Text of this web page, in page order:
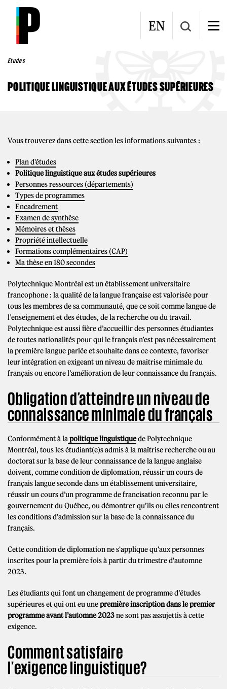
Aller au contenu principal
EN
Études
POLITIQUE LINGUISTIQUE AUX ÉTUDES SUPÉRIEURES
Vous trouverez dans cette section les informations suivantes :
Plan d'études
Politique linguistique aux études supérieures
Personnes ressources (départements)
Types de programmes
Encadrement
Examen de synthèse
Mémoires et thèses
Propriété intellectuelle
Formations complémentaires (CAP)
Ma thèse en 180 secondes
Polytechnique Montréal est un établissement universitaire
francophone : la qualité de la langue française est valorisée pour
tous les membres de sa communauté, que ce soit comme langue de
l’enseignement et des études, de la recherche ou du travail.
Polytechnique est aussi fière d’accueillir des personnes étudiantes
de toutes nationalités pour qui le français n’est pas nécessairement
la première langue parlée et souhaite dans ce contexte, favoriser
leur intégration en exigeant un niveau de maitrise minimale du
français ou encore l’amélioration de leur connaissance du français.
Obligation d’atteindre un niveau de
connaissance minimale du français
Conformément à lapolitique linguistiquede Polytechnique
Montréal, tous les étudiant(e)s admis à la maîtrise recherche ou au
doctorat sur la base de leur connaissance de la langue anglaise
doivent, comme condition de diplomation, réussir un cours de
français langue seconde dans un établissement universitaire,
réussir un cours d’un programme de francisation reconnu par le
gouvernement du Québec, ou démontrer qu’ils ou elles rencontrent
les conditions d’admission sur la base de la connaissance du
français.
Cette condition de diplomation ne s'applique qu'aux personnes
inscrites pour la première fois à partir du trimestre d'automne
2023.
Les étudiants qui font un changement de programme d’études
supérieures et qui ont eu unepremière inscription dans le premier
programme avant l’automne 2023ne sont pas assujettis à cette
exigence.
Comment satisfaire
l'exigence linguistique?